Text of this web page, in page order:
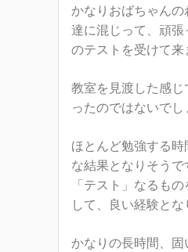
かなりおばちゃん
達に混じって、頑張
のテストを受けて来
教室を見渡した感
ったのではないでし
ほとんど勉強する
な結果となりそう
「テスト」なるも
して、良い経験とな
かなりの長時間、